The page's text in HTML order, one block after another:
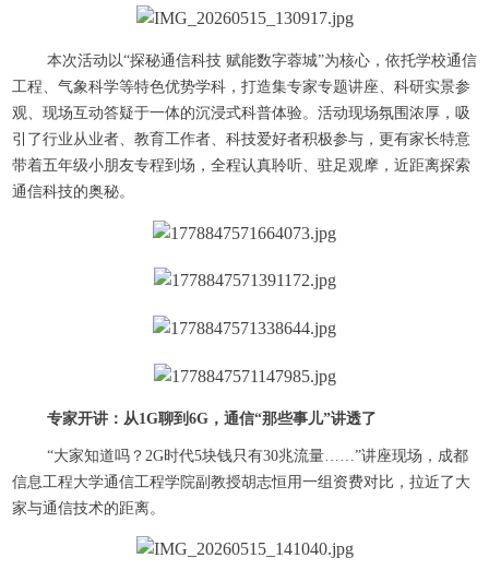
本次活动以“探秘通信科技 赋能数字蓉城”为核心，依托学校通信
工程、气象科学等特色优势学科，打造集专家专题讲座、科研实景参
观、现场互动答疑于一体的沉浸式科普体验。活动现场氛围浓厚，吸
引了行业从业者、教育工作者、科技爱好者积极参与，更有家长特意
带着五年级小朋友专程到场，全程认真聆听、驻足观摩，近距离探索
通信科技的奥秘。
专家开讲：从1G聊到6G，通信“那些事儿”讲透了
“大家知道吗？2G时代5块钱只有30兆流量……”讲座现场，成都
信息工程大学通信工程学院副教授胡志恒用一组资费对比，拉近了大
家与通信技术的距离。